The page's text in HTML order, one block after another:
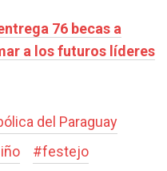
76 becas a
a los futuros líderes
del Paraguay
#festejo